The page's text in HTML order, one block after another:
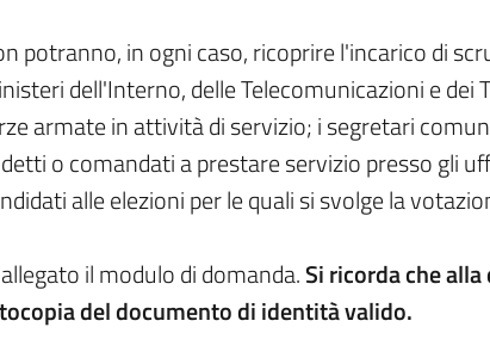
potranno, in ogni caso, ricoprire l'incarico di
dell'Interno, delle Telecomunicazioni e dei
armate in attività di servizio; i segretari
o comandati a prestare servizio presso gli
alle elezioni per le quali si svolge la
il modulo di domanda.Si ricorda che
del documento di identità valido.